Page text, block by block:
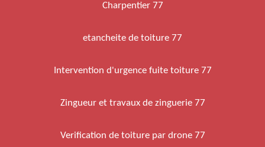
Charpentier 77
etancheite de toiture 77
Intervention d'urgence fuite toiture 77
Zingueur et travaux de zinguerie 77
Verification de toiture par drone 77